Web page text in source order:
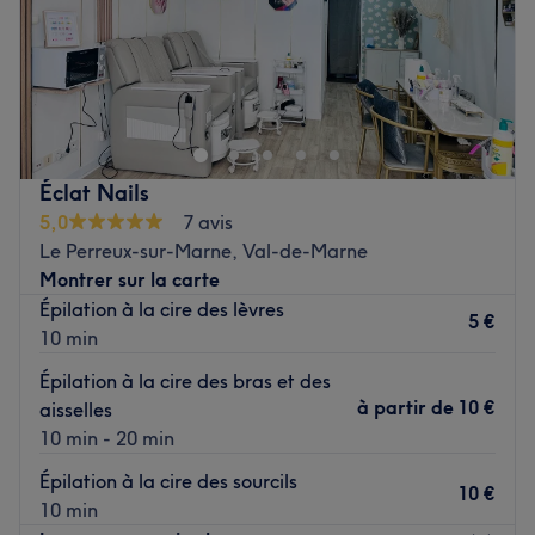
Découvrez INFINITY BEAUTY, votre institut de beauté
mixte à votre service depuis 10 ans !
Offrez-vous un moment de bien-être dans un cadre
chaleureux et professionnel.
Nous proposons un large éventail de prestations :
l'épilation définitive par ELECTROLYSE, LASER, soins du
visage, beauté des mains et des pieds, massages
relaxants, et bien plus encore !
Récemment rénové et sous une nouvelle enseigne,
INFINITY BEAUTY allie expertise et passion pour
répondre à toutes vos envies de beauté et de détente,
que vous soyez HOMME ou FEMME.
Prenez rendez-vous dès aujourd'hui et laissez-nous
prendre soin de vous.
Votre bien-être est notre priorité !
Éclat Nails
5,0
7 avis
Le Perreux-sur-Marne, Val-de-Marne
Montrer sur la carte
Épilation à la cire des lèvres
10 min
5 €
Épilation à la cire des bras et des
aisselles
10 min - 20 min
à partir de 10 €
Épilation à la cire des sourcils
10 min
10 €